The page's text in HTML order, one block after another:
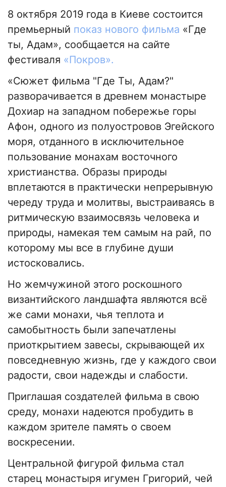
8 октября 2019 года в Киеве состоится
премьерный показ нового фильма «Где
ты, Адам», сообщается на сайте
фестиваля «Покров».
«Сюжет фильма "Где Ты, Адам?"
разворачивается в древнем монастыре
Дохиар на западном побережье горы
Афон, одного из полуостровов Эгейского
моря, отданного в исключительное
пользование монахам восточного
христианства. Образы природы
вплетаются в практически непрерывную
череду труда и молитвы, выстраиваясь в
ритмическую взаимосвязь человека и
природы, намекая тем самым на рай, по
которому мы все в глубине души
истосковались.
Но жемчужиной этого роскошного
византийского ландшафта являются всё
же сами монахи, чья теплота и
самобытность были запечатлены
приоткрытием завесы, скрывающей их
повседневную жизнь, где у каждого свои
радости, свои надежды и слабости.
Приглашая создателей фильма в свою
среду, монахи надеются пробудить в
каждом зрителе память о своем
воскресении.
Центральной фигурой фильма стал
старец монастыря игумен Григорий, чей